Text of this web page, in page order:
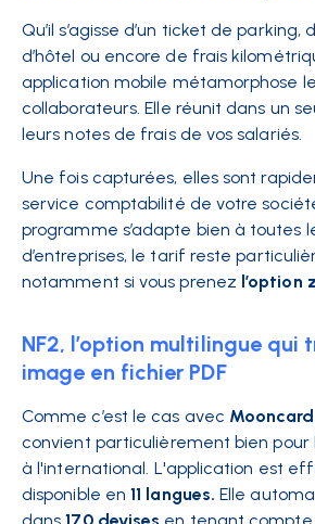
Qu’il s’agisse d’un ticket de parking,
d’hôtel ou encore de frais
application mobile métamorphose
collaborateurs. Elle réunit dans un
leurs notes de frais de vos salariés.
Une fois capturées, elles sont
service comptabilité de votre
programme s’adapte bien à toutes
d’entreprises, le tarif reste
notamment si vous prenez l’option
NF2, l’option multilingue qui
image en fichier PDF
Comme c’est le cas avec Mooncard
convient particulièrement bien
à l'international. L'application est
disponible en 11 langues. Elle